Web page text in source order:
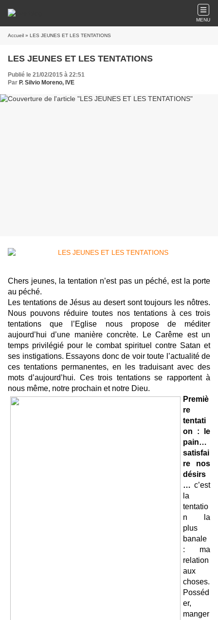
MENU
Accueil » LES JEUNES ET LES TENTATIONS
LES JEUNES ET LES TENTATIONS
Publié le 21/02/2015 à 22:51
Par P. Silvio Moreno, IVE
Chers jeunes, la tentation n’est pas un péché, est la porte
au péché.
Les tentations de Jésus au desert sont toujours les nôtres.
Nous pouvons réduire toutes nos tentations à ces trois
tentations que l’Eglise nous propose de méditer
aujourd’hui d’une manière concrète.
Le Carême est un
temps privilégié pour le combat spirituel contre Satan et
ses instigations. Essayons donc de voir toute l’actualité de
ces tentations permanentes, en les traduisant avec des
mots d’aujourd’hui. Ces trois tentations se rapportent à
nous même, notre prochain et notre Dieu.
Premiè
re
tentati
on : le
pain…
satisfai
re nos
désirs
… c’est
la
tentatio
n la
plus
banale
: ma
relation
aux
choses.
Posséd
er,
manger